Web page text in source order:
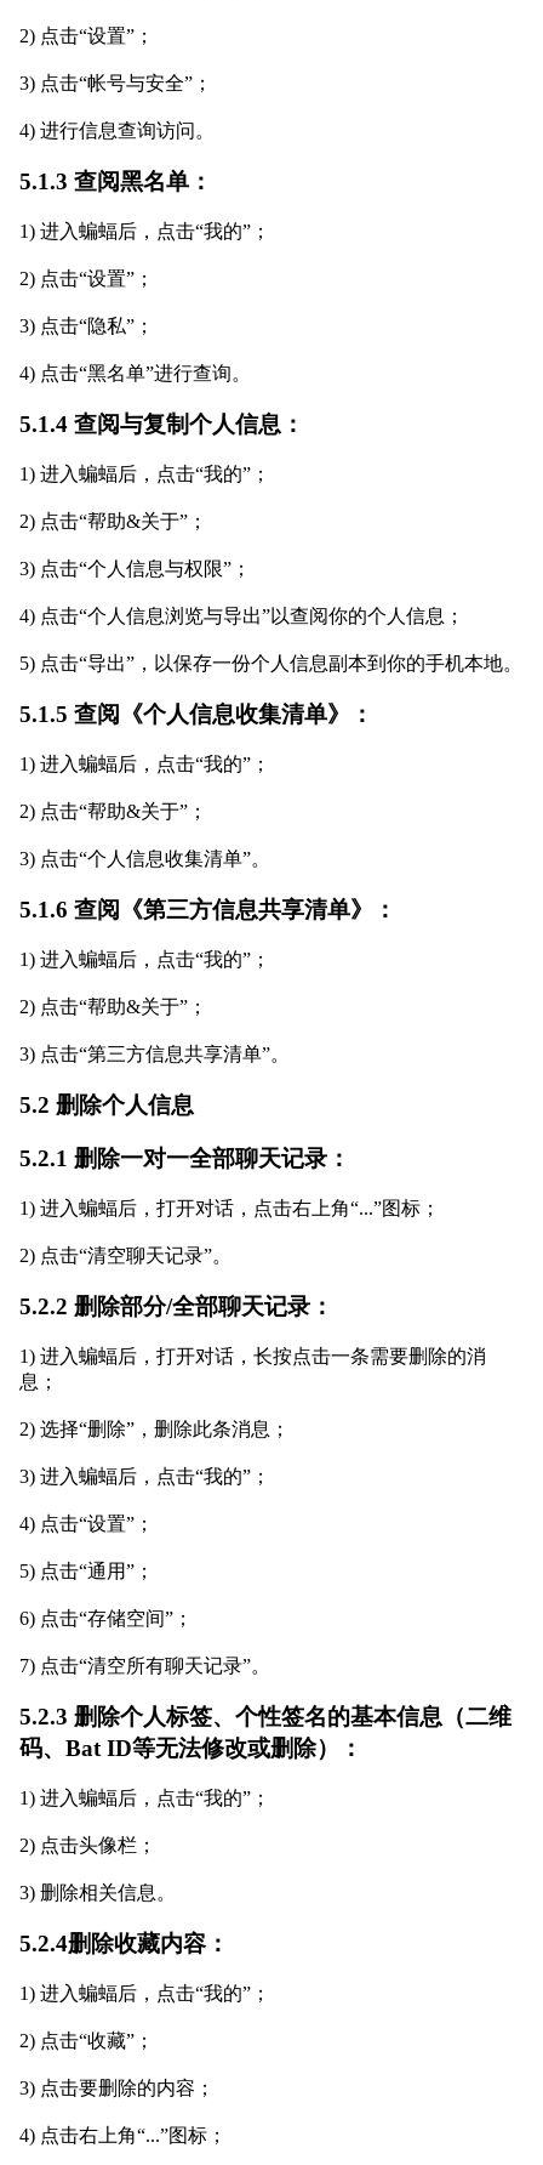
2) 点击“设置”；
3) 点击“帐号与安全”；
4) 进行信息查询访问。
5.1.3 查阅黑名单：
1) 进入蝙蝠后，点击“我的”；
2) 点击“设置”；
3) 点击“隐私”；
4) 点击“黑名单”进行查询。
5.1.4 查阅与复制个人信息：
1) 进入蝙蝠后，点击“我的”；
2) 点击“帮助&关于”；
3) 点击“个人信息与权限”；
4) 点击“个人信息浏览与导出”以查阅你的个人信息；
5) 点击“导出”，以保存一份个人信息副本到你的手机本地。
5.1.5 查阅《个人信息收集清单》：
1) 进入蝙蝠后，点击“我的”；
2) 点击“帮助&关于”；
3) 点击“个人信息收集清单”。
5.1.6 查阅《第三方信息共享清单》：
1) 进入蝙蝠后，点击“我的”；
2) 点击“帮助&关于”；
3) 点击“第三方信息共享清单”。
5.2 删除个人信息
5.2.1 删除一对一全部聊天记录：
1) 进入蝙蝠后，打开对话，点击右上角“...”图标；
2) 点击“清空聊天记录”。
5.2.2 删除部分/全部聊天记录：
1) 进入蝙蝠后，打开对话，长按点击一条需要删除的消
息；
2) 选择“删除”，删除此条消息；
3) 进入蝙蝠后，点击“我的”；
4) 点击“设置”；
5) 点击“通用”；
6) 点击“存储空间”；
7) 点击“清空所有聊天记录”。
5.2.3 删除个人标签、个性签名的基本信息（二维
码、Bat ID等无法修改或删除）：
1) 进入蝙蝠后，点击“我的”；
2) 点击头像栏；
3) 删除相关信息。
5.2.4删除收藏内容：
1) 进入蝙蝠后，点击“我的”；
2) 点击“收藏”；
3) 点击要删除的内容；
4) 点击右上角“...”图标；